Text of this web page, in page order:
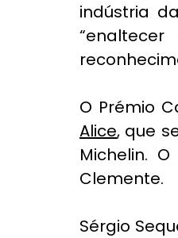
indústria
O Prémio
Alice, que
Michelin.
Clemente.
Sérgio